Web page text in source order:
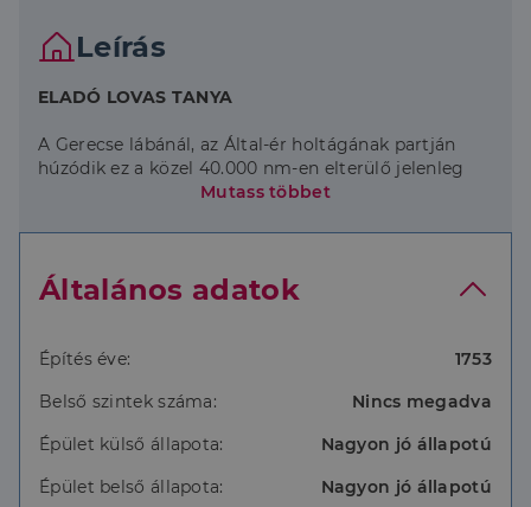
Leírás
ELADÓ LOVAS TANYA
A Gerecse lábánál, az Által-ér holtágának partján
húzódik ez a közel 40.000 nm-en elterülő jelenleg
lovardaként működő birtok.
tervei alapján, 1753-ban épült bár azóta többször
épülete
is, melynek északi oldalához egy
funkcionál, melynek alsó szintjén két lakóegység lett
kialakításra, mely központjában egy fa tüzelésű
cserépkályha növeli a helyiség családias hangulatát.
Belmagassága 5 méter, így akár galéria építésére is
Mutass többet
Általános adatok
Építés éve:
1753
Belső szintek száma:
Nincs megadva
Épület külső állapota:
Nagyon jó állapotú
Épület belső állapota:
Nagyon jó állapotú